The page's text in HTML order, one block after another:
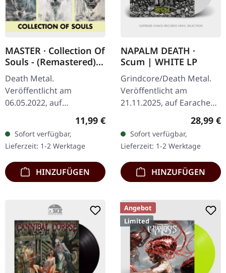
MASTER · Collection Of
Souls - (Remastered) |
CD
Death Metal.
Veröffentlicht am
06.05.2022, auf
Hammerheart Records.
CD im Jewelcase, Re-Issue.
Masters "Collection of
Souls" steht als
vernichtendes…
Regulärer Preis:
11,99 €
Sofort verfügbar,
Lieferzeit: 1-2 Werktage
HINZUFÜGEN
NAPALM DEATH ·
Scum | WHITE LP
Grindcore/Death Metal.
Veröffentlicht am
21.11.2025, auf Earache
Records. Weißes Vinyl LP.
Plastic Head exklusive
Edition. Heiliger Gral Zeit,
Leute!…
28,99 €
Sofort verfügbar,
Lieferzeit: 1-2 Werktage
HINZUFÜGEN
Angebot
Limited